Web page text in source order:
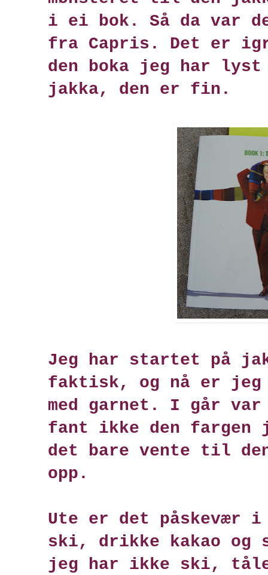
i ei bok. Så da var
fra Capris. Det er
den boka jeg har
jakka, den er fin.
Jeg har startet på
faktisk, og nå er jeg
med garnet. I går
fant ikke den
det bare vente til
opp.
Ute er det påskevær i
ski, drikke kakao og
jeg har ikke ski,